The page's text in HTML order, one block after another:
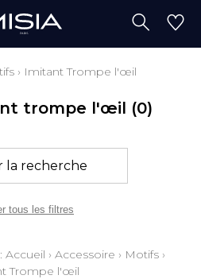
› Imitant Trompe l'œil
trompe l'œil (0)
la recherche
tous les filtres
Accueil › Accessoire › Motifs ›
Trompe l'œil